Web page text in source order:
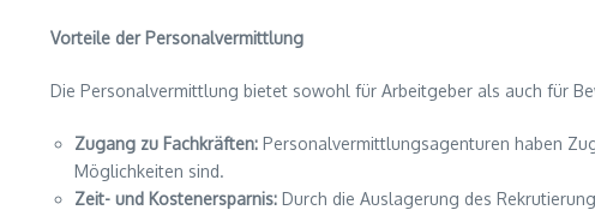
Vorteile der Personalvermittlung
Die Personalvermittlung bietet sowohl für Arbeitgeber als auch für
Zugang zu Fachkräften: Personalvermittlungsagenturen haben
Möglichkeiten sind.
Zeit- und Kostenersparnis: Durch die Auslagerung des